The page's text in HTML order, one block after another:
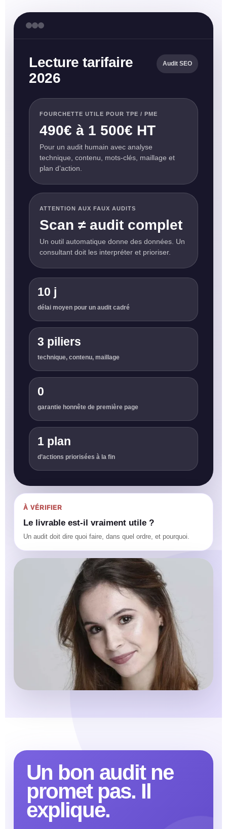
Lecture tarifaire
2026
Audit SEO
FOURCHETTE UTILE POUR TPE / PME
490€ à 1 500€ HT
Pour un audit humain avec analyse
technique, contenu, mots-clés, maillage et
plan d’action.
ATTENTION AUX FAUX AUDITS
Scan ≠ audit complet
Un outil automatique donne des données. Un
consultant doit les interpréter et prioriser.
10 j
délai moyen pour un audit cadré
3 piliers
technique, contenu, maillage
0
garantie honnête de première page
1 plan
d’actions priorisées à la fin
À VÉRIFIER
Le livrable est-il vraiment utile ?
Un audit doit dire quoi faire, dans quel ordre, et pourquoi.
Un bon audit ne
promet pas. Il
explique.